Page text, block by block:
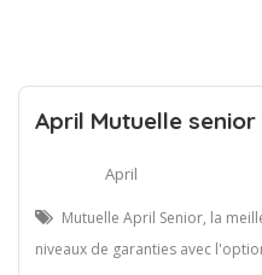
April Mutuelle
April
Mutuelle April Senior, la
niveaux de garanties avec